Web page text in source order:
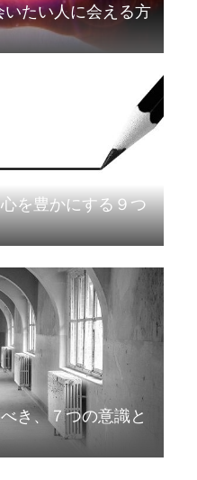
たい人に会える方
を豊かにする９つ
き、７つの意識と